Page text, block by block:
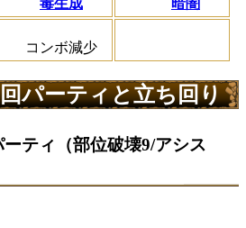
コンボ減少
パーティと立ち回り
ティ（部位破壊9/アシス